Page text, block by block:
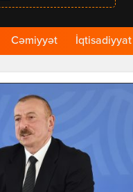
Cəmiyyət İqtisadiyyat